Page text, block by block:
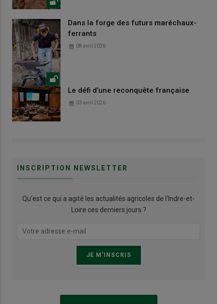
Dans la forge des futurs maréchaux-
ferrants
08 avril 2026
Le défi d’une reconquête française
03 avril 2026
INSCRIPTION NEWSLETTER
Qu’est ce qui a agité les actualités agricoles de l'Indre-et-
Loire ces derniers jours ?